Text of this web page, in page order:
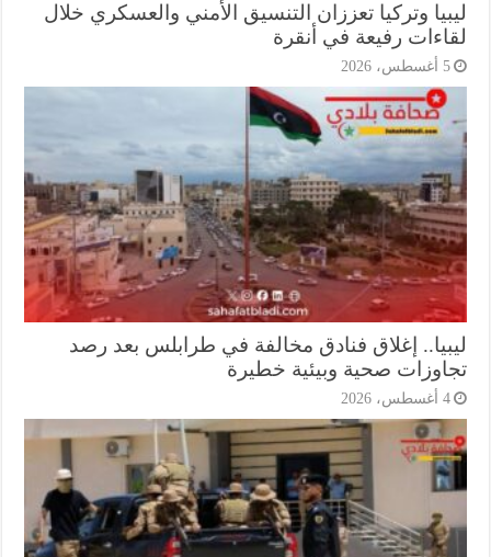
وتركيا تعززان التنسيق الأمني والعسكري خلال
رفيعة في أنقرة
إغلاق فنادق مخالفة في طرابلس بعد رصد
صحية وبيئية خطيرة